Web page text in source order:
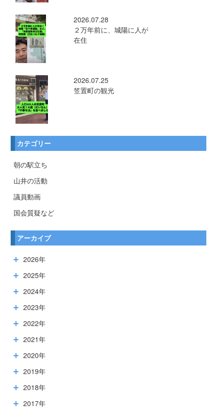
2026.07.28
２万年前に、城陽に人が
在住
2026.07.25
笠置町の観光
カテゴリー
朝の駅立ち
山井の活動
議員動画
国会質疑など
アーカイブ
2026年
2025年
2024年
2023年
2022年
2021年
2020年
2019年
2018年
2017年